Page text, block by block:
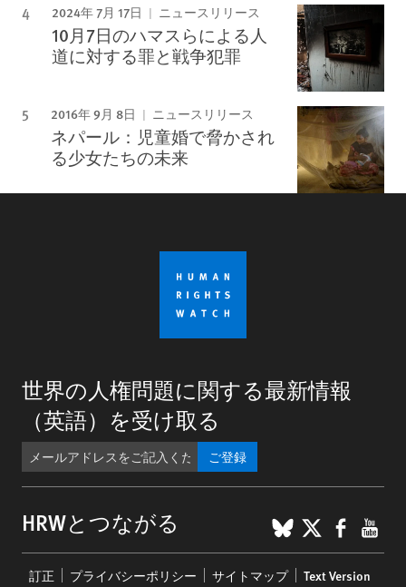
2024年 7月 17日 ニュースリリース
10月7日のハマスらによる人
道に対する罪と戦争犯罪
2016年 9月 8日 ニュースリリース
ネパール：児童婚で脅かされ
る少女たちの未来
世界の人権問題に関する最新情報
（英語）を受け取る
ご登録
HRWとつながる BlueSky
X
訂正 プライバシーポリシー サイトマップ Text Version